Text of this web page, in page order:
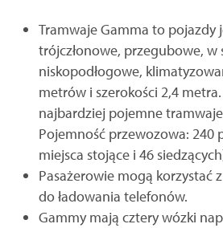
Tramwaje Gamma to pojazdy
trójczłonowe, przegubowe, w
niskopodłogowe,
metrów i szerokości 2,4
najbardziej pojemne
Pojemność przewozowa: 240
miejsca stojące i 46
Pasażerowie mogą korzystać
do ładowania telefonów.
Gammy mają cztery wózki